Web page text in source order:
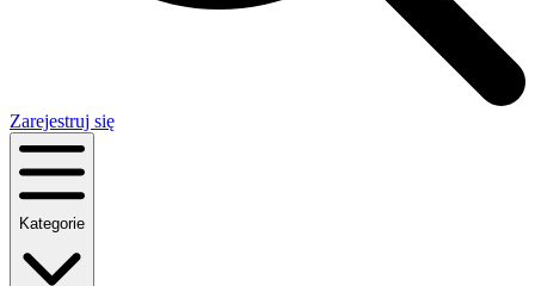
Zarejestruj się
Kategorie